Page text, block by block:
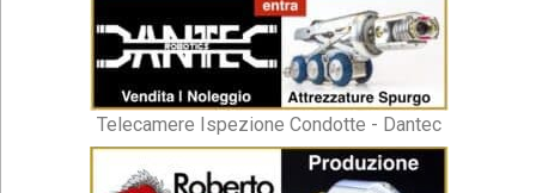
Telecamere Ispezione Condotte - Dantec